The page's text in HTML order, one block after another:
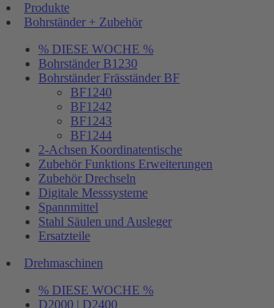
Produkte
Bohrständer + Zubehör
% DIESE WOCHE %
Bohrständer B1230
Bohrständer Fräsständer BF
BF1240
BF1242
BF1243
BF1244
2-Achsen Koordinatentische
Zubehör Funktions Erweiterungen
Zubehör Drechseln
Digitale Messsysteme
Spannmittel
Stahl Säulen und Ausleger
Ersatzteile
Drehmaschinen
% DIESE WOCHE %
D2000 | D2400